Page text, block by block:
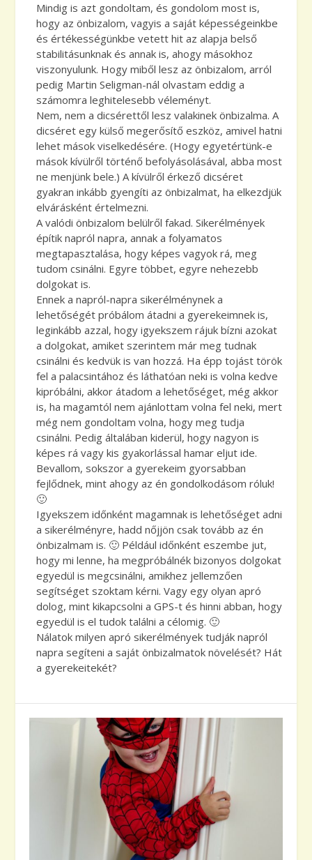
Mindig is azt gondoltam, és gondolom most is,
hogy az önbizalom, vagyis a saját képességeinkbe
és értékességünkbe vetett hit az alapja belső
stabilitásunknak és annak is, ahogy másokhoz
viszonyulunk. Hogy miből lesz az önbizalom, arról
pedig Martin Seligman-nál olvastam eddig a
számomra leghitelesebb véleményt.
Nem, nem a dicsérettől lesz valakinek önbizalma. A
dicséret egy külső megerősítő eszköz, amivel hatni
lehet mások viselkedésére. (Hogy egyetértünk-e
mások kívülről történő befolyásolásával, abba most
ne menjünk bele.) A kívülről érkező dicséret
gyakran inkább gyengíti az önbizalmat, ha elkezdjük
elvárásként értelmezni.
A valódi önbizalom belülről fakad. Sikerélmények
építik napról napra, annak a folyamatos
megtapasztalása, hogy képes vagyok rá, meg
tudom csinálni. Egyre többet, egyre nehezebb
dolgokat is.
Ennek a napról-napra sikerélménynek a
lehetőségét próbálom átadni a gyerekeimnek is,
leginkább azzal, hogy igyekszem rájuk bízni azokat
a dolgokat, amiket szerintem már meg tudnak
csinálni és kedvük is van hozzá. Ha épp tojást török
fel a palacsintához és láthatóan neki is volna kedve
kipróbálni, akkor átadom a lehetőséget, még akkor
is, ha magamtól nem ajánlottam volna fel neki, mert
még nem gondoltam volna, hogy meg tudja
csinálni. Pedig általában kiderül, hogy nagyon is
képes rá vagy kis gyakorlással hamar eljut ide.
Bevallom, sokszor a gyerekeim gyorsabban
fejlődnek, mint ahogy az én gondolkodásom róluk!
🙂
Igyekszem időnként magamnak is lehetőséget adni
a sikerélményre, hadd nőjjön csak tovább az én
önbizalmam is. 🙂 Például időnként eszembe jut,
hogy mi lenne, ha megpróbálnék bizonyos dolgokat
egyedül is megcsinálni, amikhez jellemzően
segítséget szoktam kérni. Vagy egy olyan apró
dolog, mint kikapcsolni a GPS-t és hinni abban, hogy
egyedül is el tudok találni a célomig. 🙂
Nálatok milyen apró sikerélmények tudják napról
napra segíteni a saját önbizalmatok növelését? Hát
a gyerekeitekét?